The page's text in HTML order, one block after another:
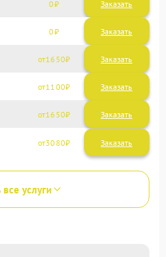
0 Заказать
0 Заказать
1650
1100
1650
3080
все услуги